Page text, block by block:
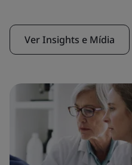
Ver Insights e Mídia